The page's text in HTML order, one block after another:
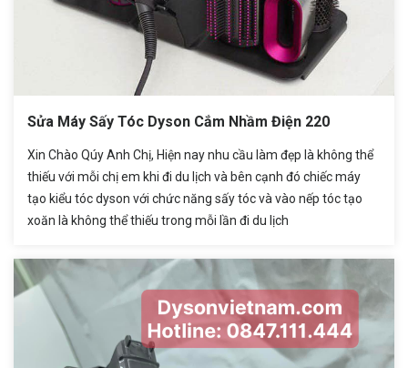
Sửa Máy Sấy Tóc Dyson Cắm Nhầm Điện 220
Xin Chào Qúy Anh Chị, Hiện nay nhu cầu làm đẹp là không thể
thiếu với mỗi chị em khi đi du lịch và bên cạnh đó chiếc máy
tạo kiểu tóc dyson với chức năng sấy tóc và vào nếp tóc tạo
xoăn là không thể thiếu trong mỗi lần đi du lịch